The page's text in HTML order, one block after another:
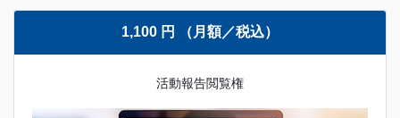
1,100 円 （月額／税込）
活動報告閲覧権